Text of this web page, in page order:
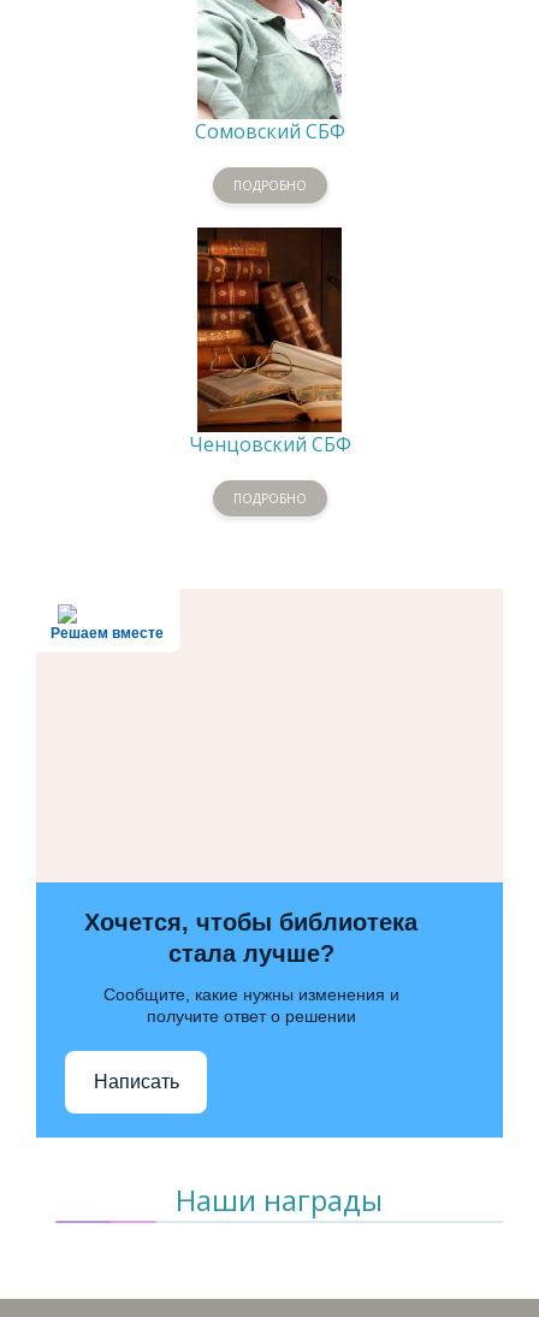
Сомовский СБФ
ПОДРОБНО
Ченцовский СБФ
ПОДРОБНО
Решаем вместе
Хочется, чтобы библиотека
стала лучше?
Сообщите, какие нужны изменения и
получите ответ о решении
Написать
Наши награды